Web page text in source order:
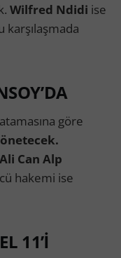
Wilfred Ndidi ise
karşılaşmada
göre
Ali Can Alp
hakemi ise
11’İ